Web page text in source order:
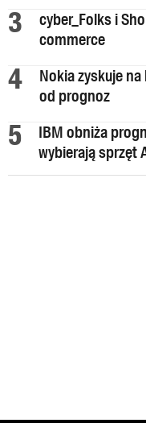
cyber_Folks i
commerce
Nokia zyskuje
od prognoz
IBM obniża
wybierają sprzęt